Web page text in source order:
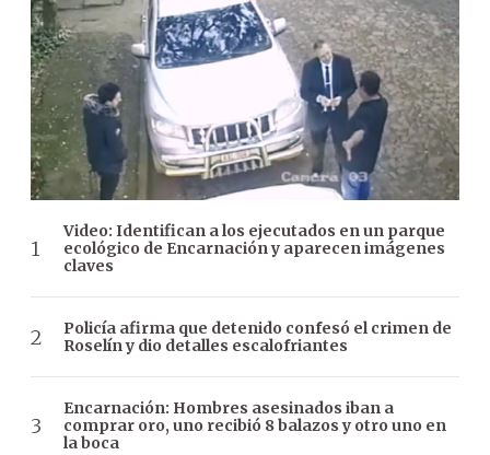
Video: Identifican a los ejecutados en un parque
ecológico de Encarnación y aparecen imágenes
claves
Policía afirma que detenido confesó el crimen de
Roselín y dio detalles escalofriantes
Encarnación: Hombres asesinados iban a
comprar oro, uno recibió 8 balazos y otro uno en
la boca